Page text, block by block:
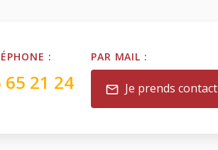
:
65 21 24
PAR MAIL :
mail Je prends contact